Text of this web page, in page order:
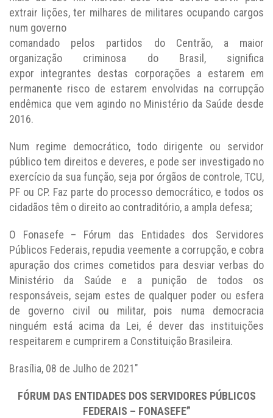
extrair lições, ter milhares de militares ocupando cargos
num governo
comandado pelos partidos do Centrão, a maior
organização criminosa do Brasil, significa
expor integrantes destas corporações a estarem em
permanente risco de estarem envolvidas na corrupção
endêmica que vem agindo no Ministério da Saúde desde
2016.
Num regime democrático, todo dirigente ou servidor
público tem direitos e deveres, e pode ser investigado no
exercício da sua função, seja por órgãos de controle, TCU,
PF ou CP. Faz parte do processo democrático, e todos os
cidadãos têm o direito ao contraditório, a ampla defesa;
O Fonasefe – Fórum das Entidades dos Servidores
Públicos Federais, repudia veemente a corrupção, e cobra
apuração dos crimes cometidos para desviar verbas do
Ministério da Saúde e a punição de todos os
responsáveis, sejam estes de qualquer poder ou esfera
de governo civil ou militar, pois numa democracia
ninguém está acima da Lei, é dever das instituições
respeitarem e cumprirem a Constituição Brasileira.
Brasília, 08 de Julho de 2021″
FÓRUM DAS ENTIDADES DOS SERVIDORES PÚBLICOS
FEDERAIS – FONASEFE”